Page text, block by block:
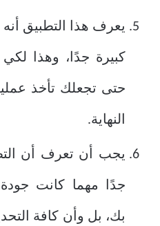
يعرف هذا التطبيق
كبيرة جدًا، وهذا
حتى تجعلك تأخذ
النهاية.
يجب أن تعرف أن
جدًا مهما كانت
بك، بل وأن كافة